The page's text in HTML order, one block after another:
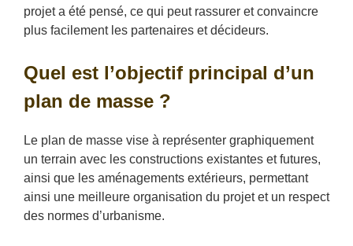
projet a été pensé, ce qui peut rassurer et convaincre
plus facilement les partenaires et décideurs.
Quel est l’objectif principal d’un
plan de masse ?
Le plan de masse vise à représenter graphiquement
un terrain avec les constructions existantes et futures,
ainsi que les aménagements extérieurs, permettant
ainsi une meilleure organisation du projet et un respect
des normes d’urbanisme.